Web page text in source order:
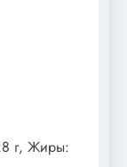
г, Жиры: